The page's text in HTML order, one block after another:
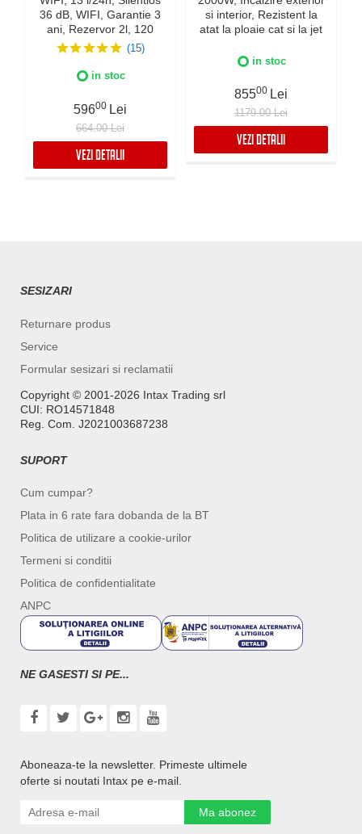
36 dB, WIFI, Garantie 3
ani, Rezervor 2l, 120
m³/h, Control digital,
Indicator luminos
umiditate, Timer, Display
(15)
in stoc
59600 Lei
664.00 Lei
VEZI DETALII
si interior, Rezistent la
atat la ploaie cat si la jet
Culoare Alba, IPX5
in stoc
85500 Lei
1179.00 Lei
VEZI DETALII
SESIZARI
Returnare produs
Service
Formular sesizari si reclamatii
Copyright ©️ 2001-2026 Intax Trading srl
CUI: RO14571848
Reg. Com. J2021003687238
SUPORT
Cum cumpar?
Plata in 6 rate fara dobanda de la BT
Politica de utilizare a cookie-urilor
Termeni si conditii
Politica de confidentialitate
ANPC
NE GASESTI SI PE...
Aboneaza-te la newsletter. Primeste ultimele
oferte si noutati Intax pe e-mail.
Ma abonez